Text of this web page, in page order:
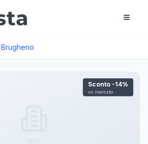
Brugherio
Sconto -14%
vs mercato